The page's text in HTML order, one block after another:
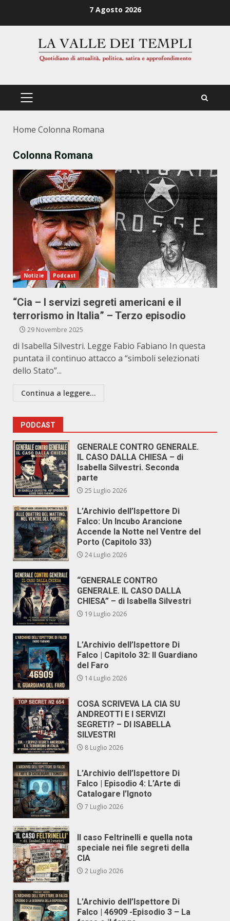
7 Agosto 2026
PRIMÄRES
Home Colonna Romana
Colonna Romana
Notizie Podcast
“Cia – I servizi segreti americani e il
terrorismo in Italia” – Terzo episodio
29 Novembre 2025
di Isabella Silvestri. Legge Fabio Fabiano In questa
puntata il continuo attacco a “simboli selezionati
dello Stato”...
Continua a leggere...
PODCAST
GENERALE CONTRO GENERALE.
IL CASO DALLA CHIESA – di
Isabella Silvestri. Seconda
parte
25 Luglio 2026
L’Archivio dell’Ispettore Di
Falco: Un Incubo Arancione
Accende la Notte nel Ventre del
Porto (Capitolo 33)
24 Luglio 2026
“GENERALE CONTRO
GENERALE. IL CASO DALLA
CHIESA” – di Isabella Silvestri
19 Luglio 2026
L’Archivio dell’Ispettore Di
Falco | Capitolo 32: Il Guardiano
del Faro
14 Luglio 2026
COSA SCRIVEVA LA CIA SU
ANDREOTTI E I SERVIZI
SEGRETI? – DI ISABELLA
SILVESTRI
8 Luglio 2026
L’Archivio dell’Ispettore Di
Falco | Episodio 4: L’Arte di
Catalogare l’Ignoto
7 Luglio 2026
Il caso Feltrinelli e quella nota
speciale nei file segreti della
CIA
2 Luglio 2026
L’Archivio dell’Ispettore Di
Falco | 46909 -Episodio 3 – La